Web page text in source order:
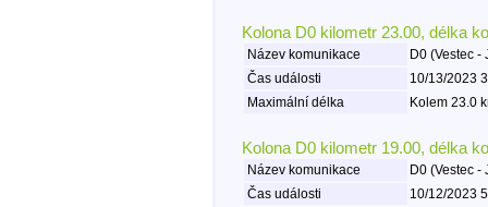
Kolona D0 kilometr 23.00, délka
Název komunikace
D0 (Vestec -
Čas události
10/13/2023
Maximální délka
Kolem 23.0
Kolona D0 kilometr 19.00, délka
Název komunikace
D0 (Vestec -
Čas události
10/12/2023